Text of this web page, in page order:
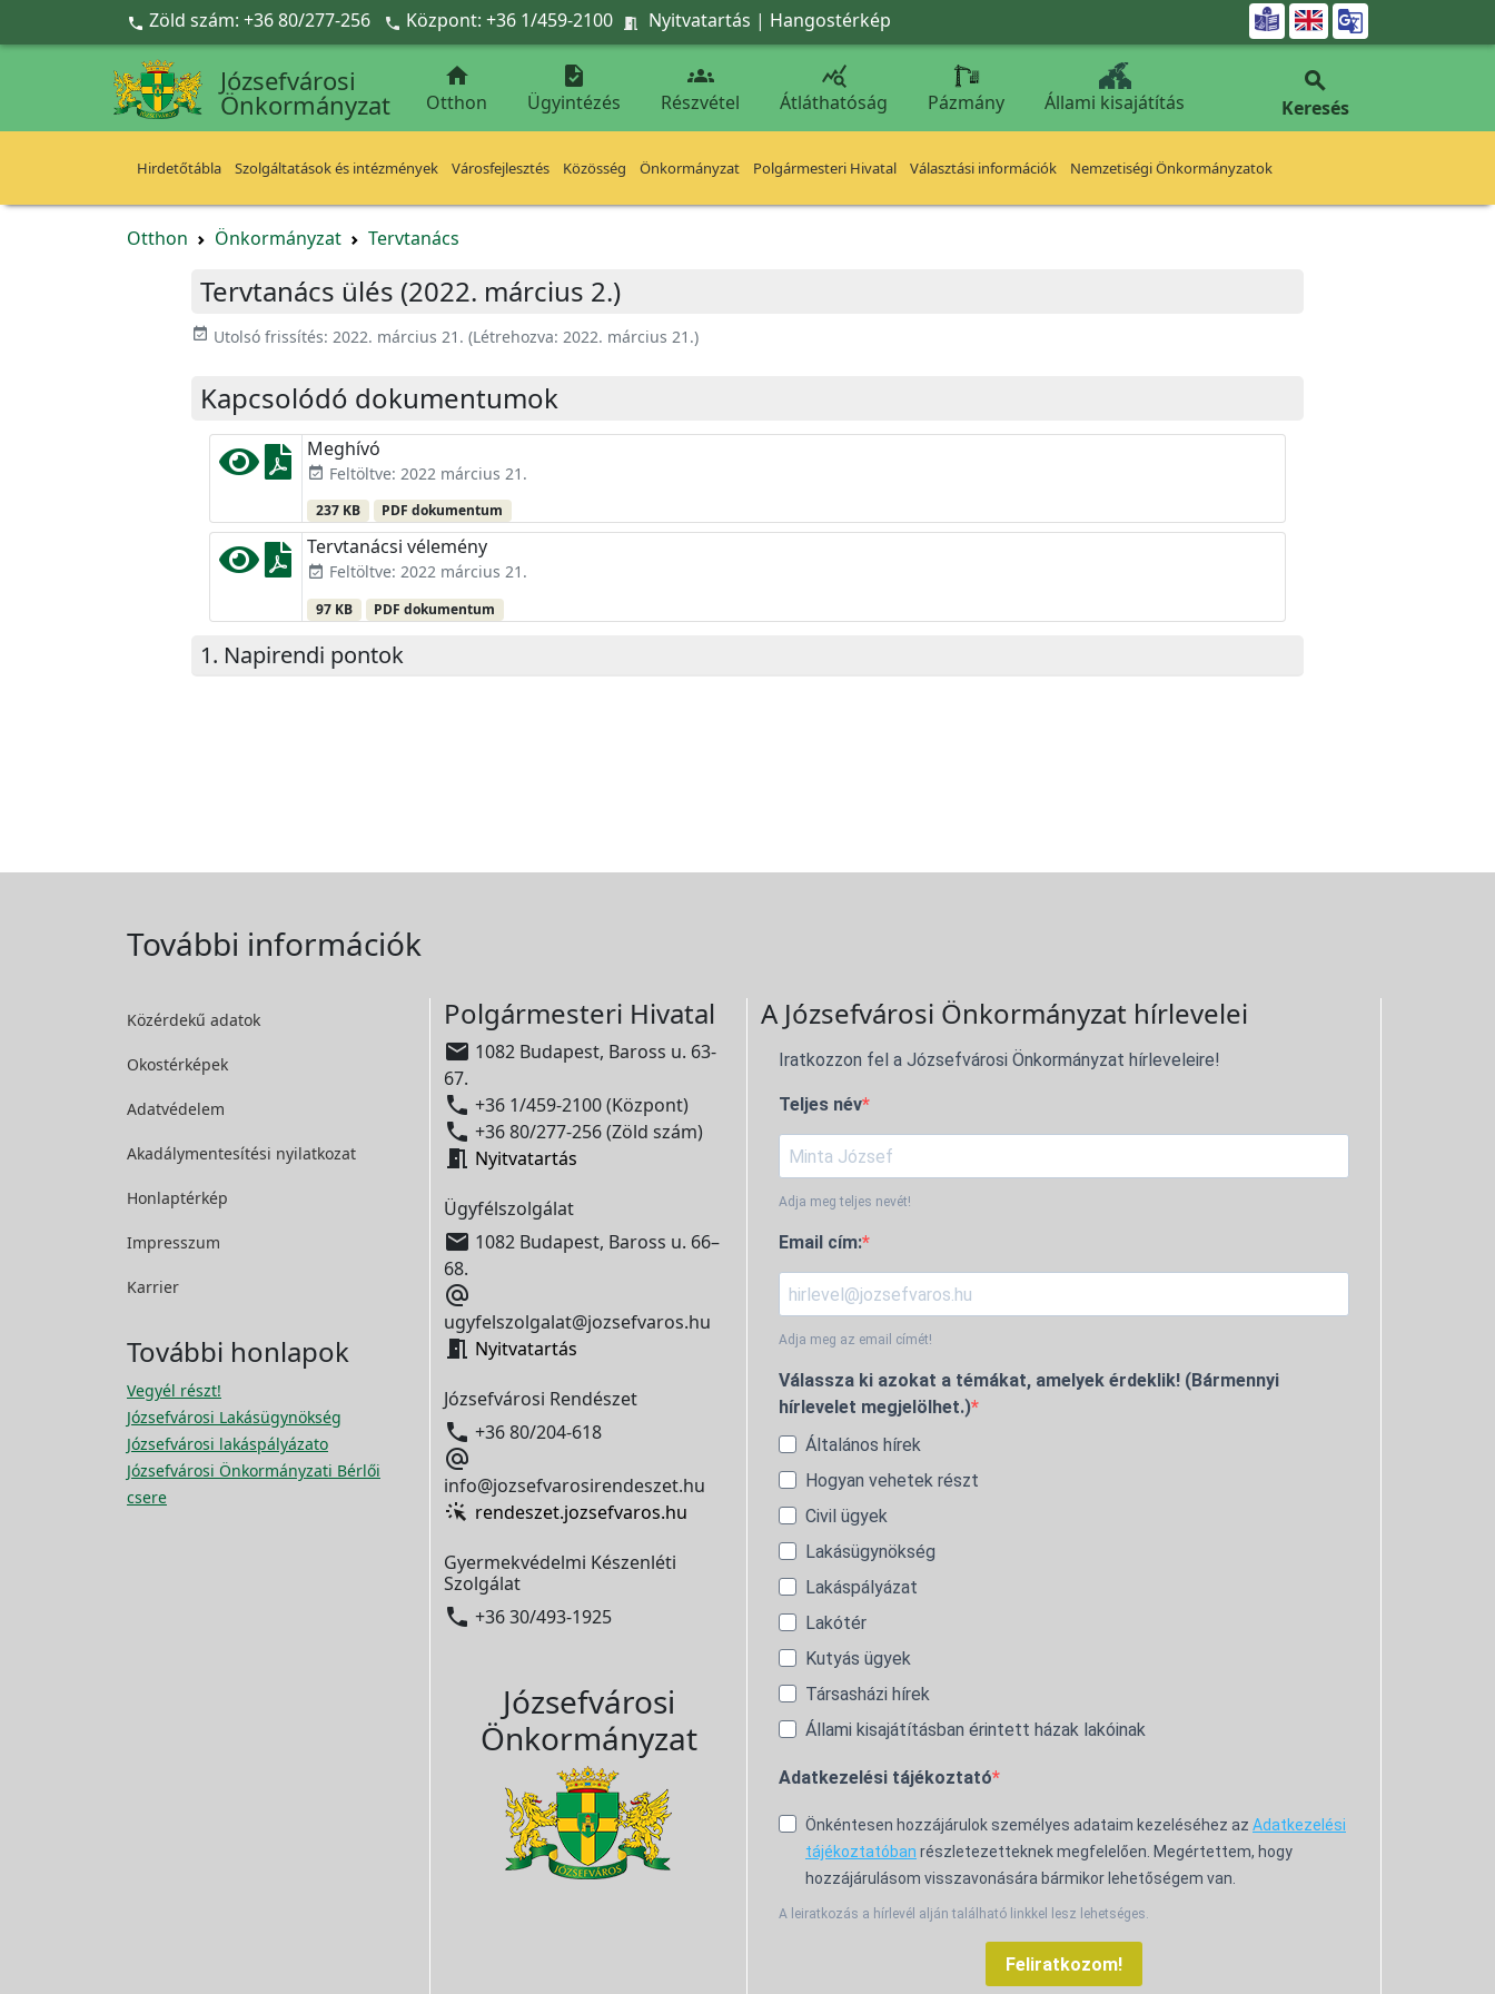
Ugrás a fő tartalomra
 Zöld szám: +36 80/277-256  Központ: +36 1/459-2100  Nyitvatartás | Hangostérkép 
Józsefvárosi
Önkormányzat

Otthon

Ügyintézés

Részvétel

Átláthatóság Pázmány Állami kisajátítás

Keresés
Hirdetőtábla Szolgáltatások és intézmények Városfejlesztés Közösség Önkormányzat Polgármesteri Hivatal Választási információk Nemzetiségi Önkormányzatok
Otthon Önkormányzat Tervtanács
Tervtanács ülés (2022. március 2.)
event_available Utolsó frissítés: 2022. március 21. (Létrehozva: 2022. március 21.)
Kapcsolódó dokumentumok
Meghívó
event_available Feltöltve: 2022 március 21.
237 KB PDF dokumentum
Tervtanácsi vélemény
event_available Feltöltve: 2022 március 21.
97 KB PDF dokumentum
Napirendi pontok
További információk
Közérdekű adatok
Okostérképek
Adatvédelem
Akadálymentesítési nyilatkozat
Honlaptérkép
Impresszum
Karrier
További honlapok
Vegyél részt!
Józsefvárosi Lakásügynökség
Józsefvárosi lakáspályázato
Józsefvárosi Önkormányzati Bérlői
csere
Polgármesteri Hivatal
 1082 Budapest, Baross u. 63-
67.
 +36 1/459-2100 (Központ)
 +36 80/277-256 (Zöld szám)
 Nyitvatartás
Ügyfélszolgálat
 1082 Budapest, Baross u. 66–
68.

ugyfelszolgalat@jozsefvaros.hu
 Nyitvatartás
Józsefvárosi Rendészet
 +36 80/204-618

info@jozsefvarosirendeszet.hu
rendeszet.jozsefvaros.hu
Gyermekvédelmi Készenléti
Szolgálat
 +36 30/493-1925
Józsefvárosi
Önkormányzat
A Józsefvárosi Önkormányzat hírlevelei
Iratkozzon fel a Józsefvárosi Önkormányzat hírleveleire!
Teljes név
Adja meg teljes nevét!
Email cím:
Adja meg az email címét!
Válassza ki azokat a témákat, amelyek érdeklik! (Bármennyi
hírlevelet megjelölhet.)
Általános hírek
Hogyan vehetek részt
Civil ügyek
Lakásügynökség
Lakáspályázat
Lakótér
Kutyás ügyek
Társasházi hírek
Állami kisajátításban érintett házak lakóinak
Adatkezelési tájékoztató
Önkéntesen hozzájárulok személyes adataim kezeléséhez az Adatkezelési
tájékoztatóban részletezetteknek megfelelően. Megértettem, hogy
hozzájárulásom visszavonására bármikor lehetőségem van.
A leiratkozás a hírlevél alján található linkkel lesz lehetséges.
Feliratkozom!